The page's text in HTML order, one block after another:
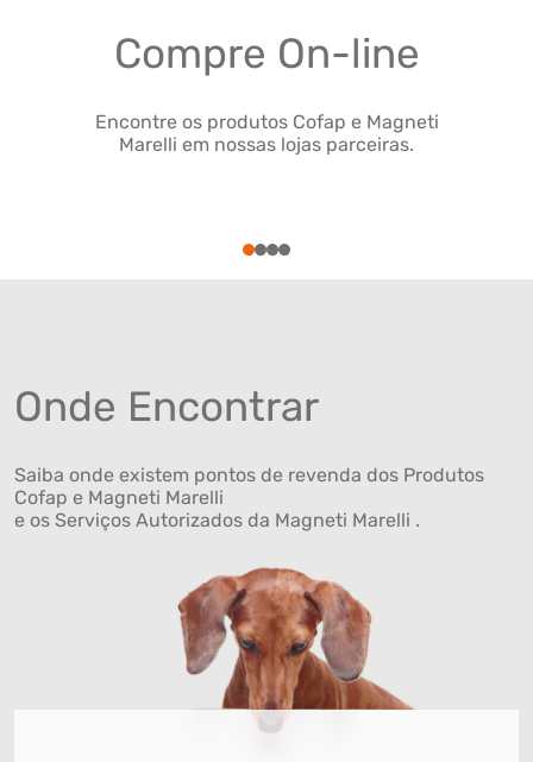
Compre On-line
Encontre os produtos Cofap e Magneti
Marelli em nossas lojas parceiras.
1234
Onde Encontrar
Saiba onde existem pontos de revenda dos Produtos
Cofap e Magneti Marelli
e os Serviços Autorizados da Magneti Marelli .